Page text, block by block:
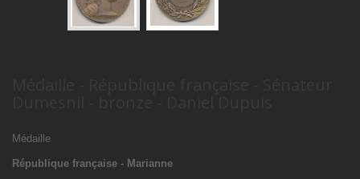
Médaille
République française - Marianne